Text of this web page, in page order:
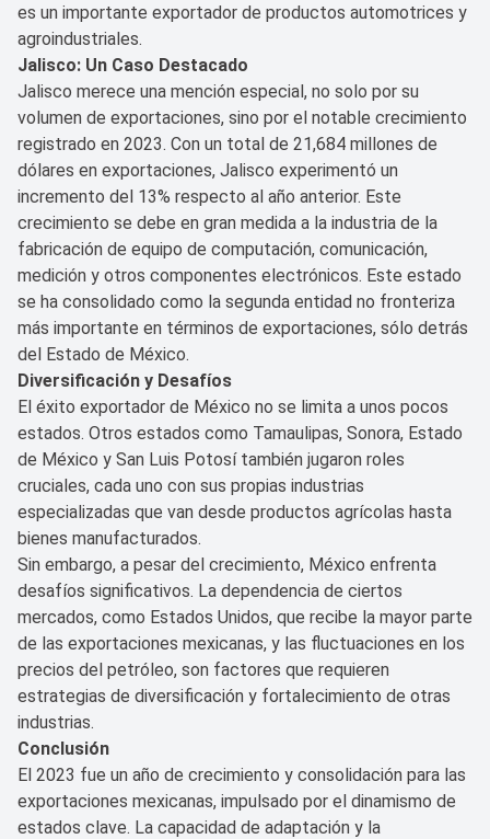
es un importante exportador de productos automotrices y
agroindustriales.
Jalisco: Un Caso Destacado
Jalisco merece una mención especial, no solo por su
volumen de exportaciones, sino por el notable crecimiento
registrado en 2023. Con un total de 21,684 millones de
dólares en exportaciones, Jalisco experimentó un
incremento del 13% respecto al año anterior. Este
crecimiento se debe en gran medida a la industria de la
fabricación de equipo de computación, comunicación,
medición y otros componentes electrónicos. Este estado
se ha consolidado como la segunda entidad no fronteriza
más importante en términos de exportaciones, sólo detrás
del Estado de México.
Diversificación y Desafíos
El éxito exportador de México no se limita a unos pocos
estados. Otros estados como Tamaulipas, Sonora, Estado
de México y San Luis Potosí también jugaron roles
cruciales, cada uno con sus propias industrias
especializadas que van desde productos agrícolas hasta
bienes manufacturados.
Sin embargo, a pesar del crecimiento, México enfrenta
desafíos significativos. La dependencia de ciertos
mercados, como Estados Unidos, que recibe la mayor parte
de las exportaciones mexicanas, y las fluctuaciones en los
precios del petróleo, son factores que requieren
estrategias de diversificación y fortalecimiento de otras
industrias.
Conclusión
El 2023 fue un año de crecimiento y consolidación para las
exportaciones mexicanas, impulsado por el dinamismo de
estados clave. La capacidad de adaptación y la